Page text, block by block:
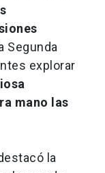
Segunda
explorar
mano las
la